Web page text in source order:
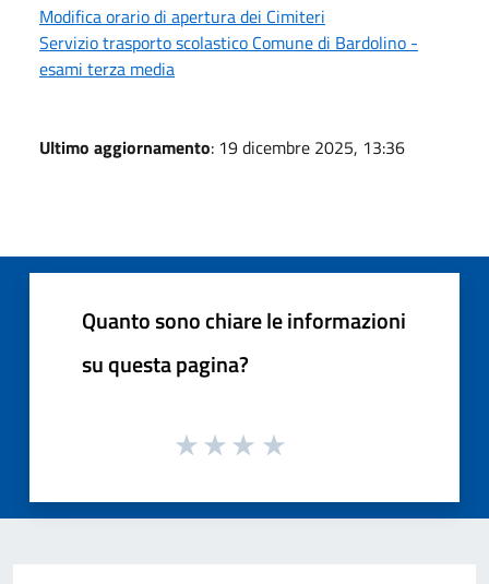
Modifica orario di apertura dei Cimiteri
Servizio trasporto scolastico Comune di Bardolino -
esami terza media
Ultimo aggiornamento: 19 dicembre 2025, 13:36
Quanto sono chiare le informazioni
su questa pagina?